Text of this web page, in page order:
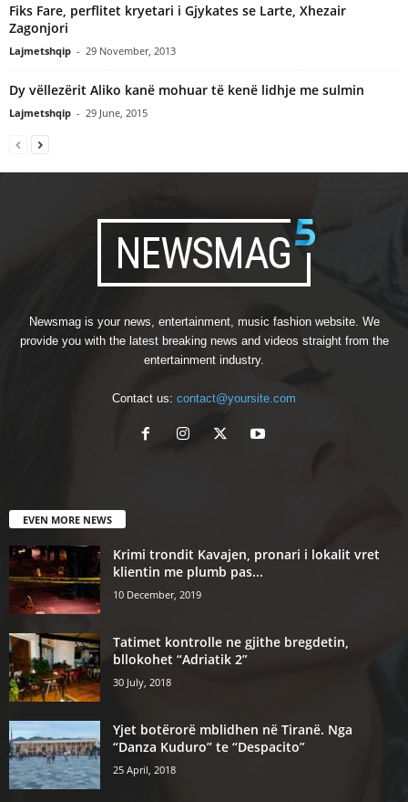
Fiks Fare, perflitet kryetari i Gjykates se Larte, Xhezair
Zagonjori
Lajmetshqip - 29 November, 2013
Dy vëllezërit Aliko kanë mohuar të kenë lidhje me sulmin
Lajmetshqip - 29 June, 2015
Newsmag is your news, entertainment, music fashion website. We
provide you with the latest breaking news and videos straight from the
entertainment industry.
Contact us: contact@yoursite.com
EVEN MORE NEWS
Krimi trondit Kavajen, pronari i lokalit vret
klientin me plumb pas...
10 December, 2019
Tatimet kontrolle ne gjithe bregdetin,
bllokohet “Adriatik 2”
30 July, 2018
Yjet botërorë mblidhen në Tiranë. Nga
“Danza Kuduro” te “Despacito”
25 April, 2018